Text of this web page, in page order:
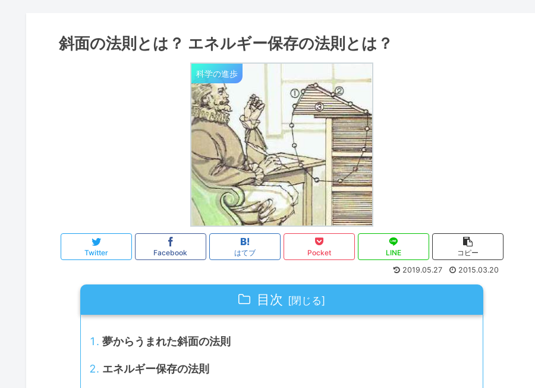
斜面の法則とは？ エネルギー保存の法則とは？
科学の進歩
Twitter Facebook はてブ Pocket LINE
コピー
2019.05.27
2015.03.20
目次
夢からうまれた斜面の法則
エネルギー保存の法則